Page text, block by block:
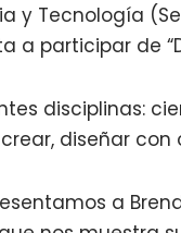
y Tecnología
participar de
disciplinas:
diseñar
a